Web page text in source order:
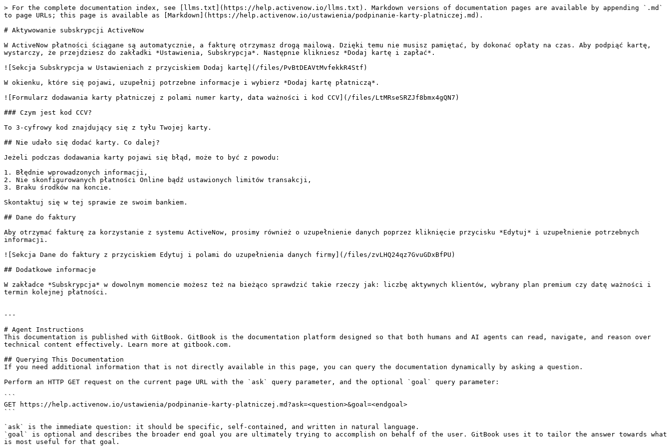
> For the complete documentation index, see [llms.txt](https://help.activenow.io/llms.txt). Markdown versions of documentation pages are available by appending `.md`
to page URLs; this page is available as [Markdown](https://help.activenow.io/ustawienia/podpinanie-karty-platniczej.md).
# Aktywowanie subskrypcji ActiveNow
W ActiveNow płatności ściągane są automatycznie, a fakturę otrzymasz drogą mailową. Dzięki temu nie musisz pamiętać, by dokonać opłaty na czas. Aby podpiąć kartę,
wystarczy, że przejdziesz do zakładki *Ustawienia, Subskrypcja*. Następnie klikniesz *Dodaj kartę i zapłać*.
![Sekcja Subskrypcja w Ustawieniach z przyciskiem Dodaj kartę](/files/PvBtDEAVtMvfekkR4Stf)
W okienku, które się pojawi, uzupełnij potrzebne informacje i wybierz *Dodaj kartę płatniczą*.
![Formularz dodawania karty płatniczej z polami numer karty, data ważności i kod CCV](/files/LtMRseSRZJf8bmx4gQN7)
### Czym jest kod CCV?
To 3-cyfrowy kod znajdujący się z tyłu Twojej karty.
## Nie udało się dodać karty. Co dalej?
Jeżeli podczas dodawania karty pojawi się błąd, może to być z powodu:
1. Błędnie wprowadzonych informacji,
2. Nie skonfigurowanych płatności Online bądź ustawionych limitów transakcji,
3. Braku środków na koncie.
Skontaktuj się w tej sprawie ze swoim bankiem.
## Dane do faktury
Aby otrzymać fakturę za korzystanie z systemu ActiveNow, prosimy również o uzupełnienie danych poprzez kliknięcie przycisku *Edytuj* i uzupełnienie potrzebnych
informacji.
![Sekcja Dane do faktury z przyciskiem Edytuj i polami do uzupełnienia danych firmy](/files/zvLHQ24qz7GvuGDxBfPU)
## Dodatkowe informacje
W zakładce *Subskrypcja* w dowolnym momencie możesz też na bieżąco sprawdzić takie rzeczy jak: liczbę aktywnych klientów, wybrany plan premium czy datę ważności i
termin kolejnej płatności.
---
# Agent Instructions
This documentation is published with GitBook. GitBook is the documentation platform designed so that both humans and AI agents can read, navigate, and reason over
technical content effectively. Learn more at gitbook.com.
## Querying This Documentation
If you need additional information that is not directly available in this page, you can query the documentation dynamically by asking a question.
Perform an HTTP GET request on the current page URL with the `ask` query parameter, and the optional `goal` query parameter:
```
GET https://help.activenow.io/ustawienia/podpinanie-karty-platniczej.md?ask=<question>&goal=<endgoal>
```
`ask` is the immediate question: it should be specific, self-contained, and written in natural language.
`goal` is optional and describes the broader end goal you are ultimately trying to accomplish on behalf of the user. GitBook uses it to tailor the answer towards what
is most useful for that goal.